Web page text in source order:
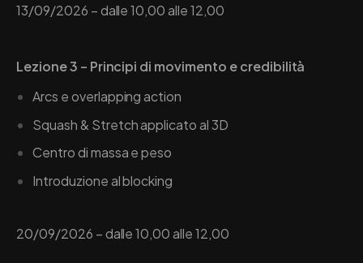
13/09/2026 – dalle 10,00 alle 12,00
Lezione 3 – Principi di movimento e credibilità
Arcs e overlapping action
Squash & Stretch applicato al 3D
Centro di massa e peso
Introduzione al blocking
20/09/2026 – dalle 10,00 alle 12,00